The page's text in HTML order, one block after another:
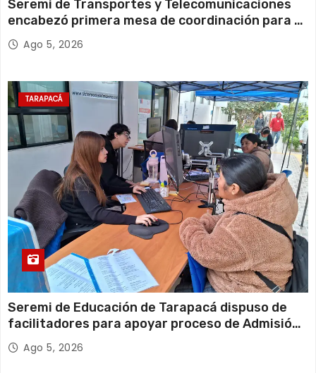
Seremi de Transportes y Telecomunicaciones
encabezó primera mesa de coordinación para el
retiro de cables en desuso en Iquique
Ago 5, 2026
TARAPACÁ
Seremi de Educación de Tarapacá dispuso de
facilitadores para apoyar proceso de Admisión
Escolar 2027
Ago 5, 2026